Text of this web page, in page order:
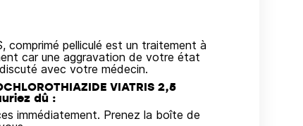
comprimé pelliculé est un traitement à
car une aggravation de votre état
avec votre médecin.
VIATRIS 2,5
dû :
immédiatement. Prenez la boîte de